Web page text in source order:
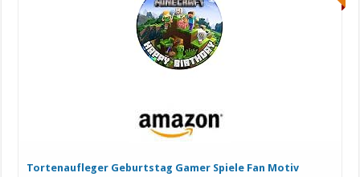
Tortenaufleger Geburtstag Gamer Spiele Fan Motiv